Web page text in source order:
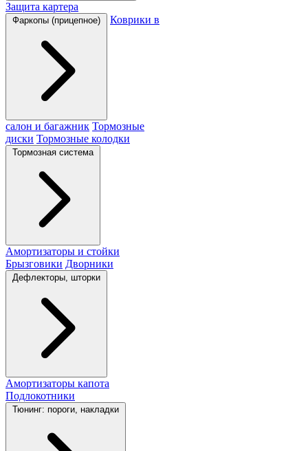
Защита картера
Фаркопы (прицепное) Коврики в
салон и багажник Тормозные
диски Тормозные колодки
Тормозная система
Амортизаторы и стойки
Брызговики Дворники
Дефлекторы, шторки
Амортизаторы капота
Подлокотники
Тюнинг: пороги, накладки